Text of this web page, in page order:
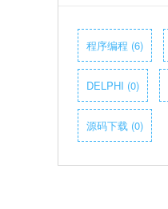
程序编程 (6)
DELPHI (0)
源码下载 (0)